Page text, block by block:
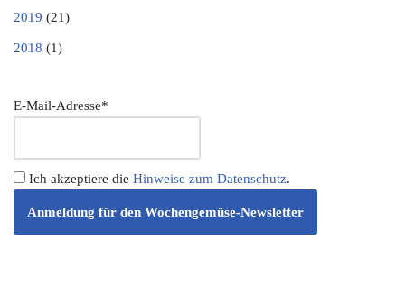
2019 (21)
2018 (1)
E-Mail-Adresse*
Ich akzeptiere die Hinweise zum Datenschutz.